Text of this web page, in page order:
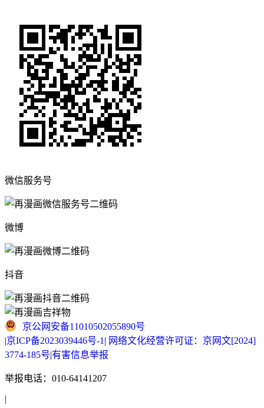
微信服务号
微博
抖音
京公网安备11010502055890号
|京ICP备2023039446号-1 | 网络文化经营许可证：京网文[2024]
3774-185号|有害信息举报
举报电话：010-64141207
|